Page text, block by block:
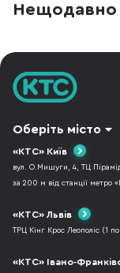
Нещодавно
Оберіть місто
«КТС» Київ
вул. О.Мишуги, 4, ТЦ
за 200 м від станції метро
«КТС» Львів
ТРЦ Кінг Крос Леополіс (1
«КТС» Івано-